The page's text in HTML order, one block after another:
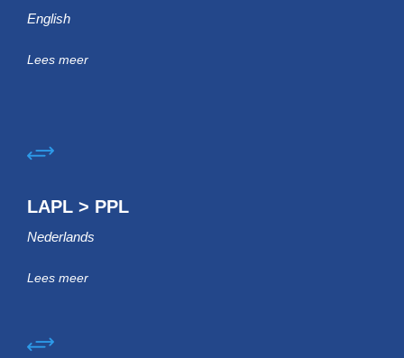
English
Lees meer
LAPL > PPL
Nederlands
Lees meer